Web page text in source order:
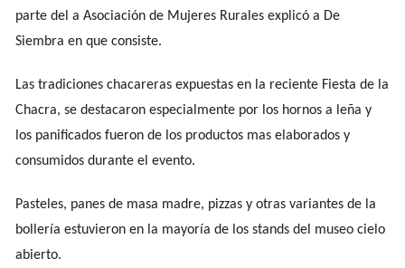
parte del a Asociación de Mujeres Rurales explicó a De
Siembra en que consiste.
Las tradiciones chacareras expuestas en la reciente Fiesta de la
Chacra, se destacaron especialmente por los hornos a leña y
los panificados fueron de los productos mas elaborados y
consumidos durante el evento.
Pasteles, panes de masa madre, pizzas y otras variantes de la
bollería estuvieron en la mayoría de los stands del museo cielo
abierto.